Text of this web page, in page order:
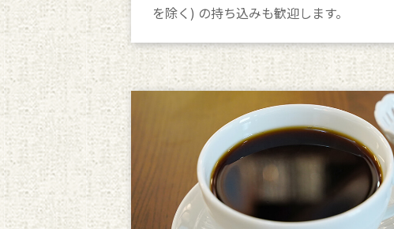
を除く) の持ち込みも歓迎します。